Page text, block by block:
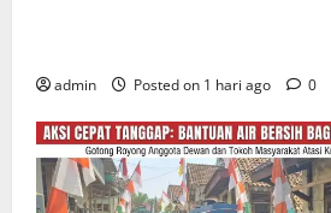
admin Posted on 1 hari ago 0